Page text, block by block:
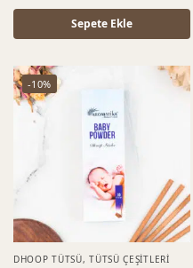
Sepete Ekle
-10%
DHOOP TÜTSÜ,TÜTSÜ ÇEŞITLERI